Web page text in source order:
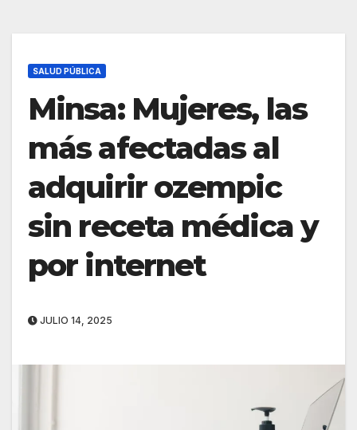
SALUD PÚBLICA
Minsa: Mujeres, las
más afectadas al
adquirir ozempic
sin receta médica y
por internet
JULIO 14, 2025